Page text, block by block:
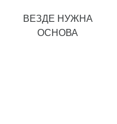
ВЕЗДЕ НУЖНА
ОСНОВА